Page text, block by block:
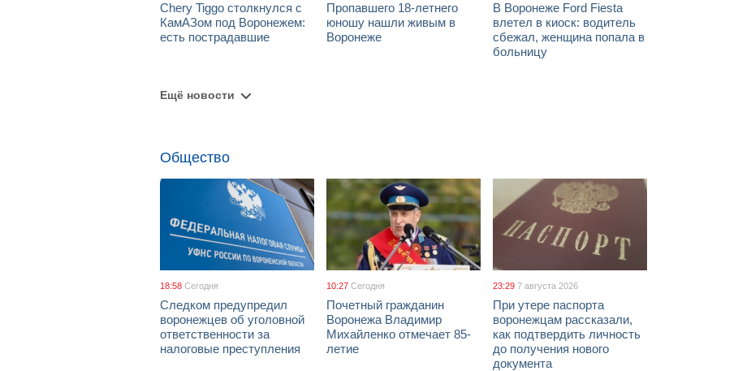
Chery Tiggo столкнулся с
КамАЗом под Воронежем:
есть пострадавшие
Пропавшего 18-летнего
юношу нашли живым в
Воронеже
В Воронеже Ford Fiesta
влетел в киоск: водитель
сбежал, женщина попала в
больницу
Ещё новости
Общество
18:58 Сегодня
Следком предупредил
воронежцев об уголовной
ответственности за
налоговые преступления
10:27 Сегодня
Почетный гражданин
Воронежа Владимир
Михайленко отмечает 85-
летие
23:29 7 августа 2026
При утере паспорта
воронежцам рассказали,
как подтвердить личность
до получения нового
документа